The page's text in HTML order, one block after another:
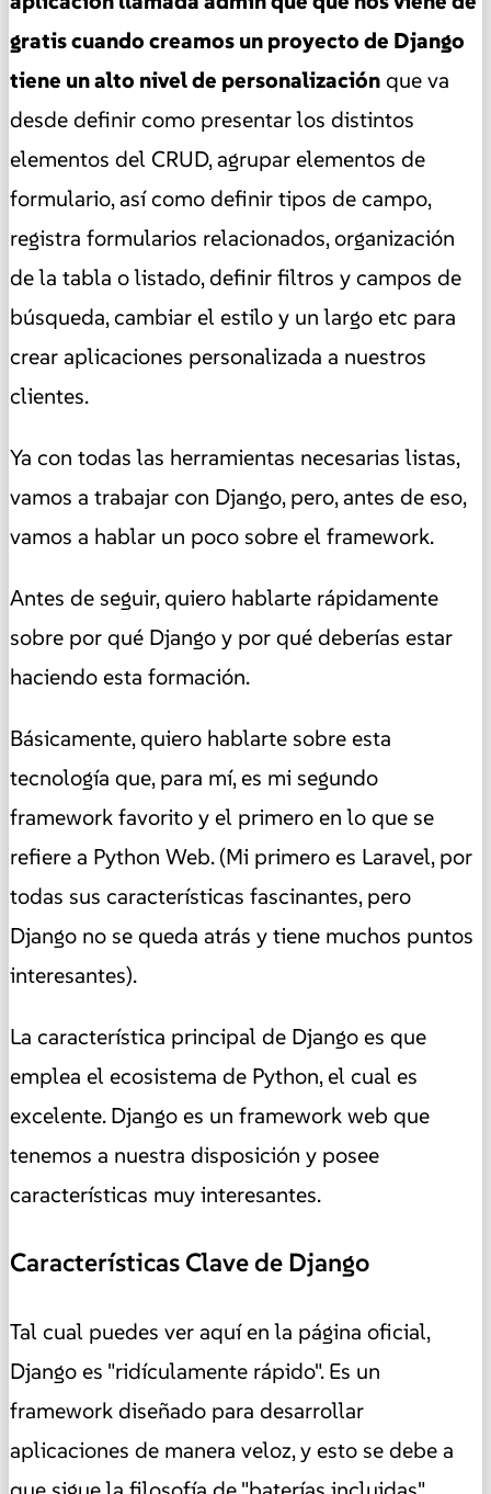
gratis cuando creamos un proyecto de Django
tiene un alto nivel de personalizaciónque va
desde definir como presentar los distintos
elementos del CRUD, agrupar elementos de
formulario, así como definir tipos de campo,
registra formularios relacionados, organización
de la tabla o listado, definir filtros y campos de
búsqueda, cambiar el estilo y un largo etc para
crear aplicaciones personalizada a nuestros
clientes.
Ya con todas las herramientas necesarias listas,
vamos a trabajar con Django, pero, antes de eso,
vamos a hablar un poco sobre el framework.
Antes de seguir, quiero hablarte rápidamente
sobre por qué Django y por qué deberías estar
haciendo esta formación.
Básicamente, quiero hablarte sobre esta
tecnología que, para mí, es mi segundo
framework favorito y el primero en lo que se
refiere a Python Web. (Mi primero es Laravel, por
todas sus características fascinantes, pero
Django no se queda atrás y tiene muchos puntos
interesantes).
La característica principal de Django es que
emplea el ecosistema de Python, el cual es
excelente. Django es un framework web que
tenemos a nuestra disposición y posee
características muy interesantes.
Características Clave de Django
Tal cual puedes ver aquí en la página oficial,
Django es "ridículamente rápido". Es un
framework diseñado para desarrollar
aplicaciones de manera veloz, y esto se debe a